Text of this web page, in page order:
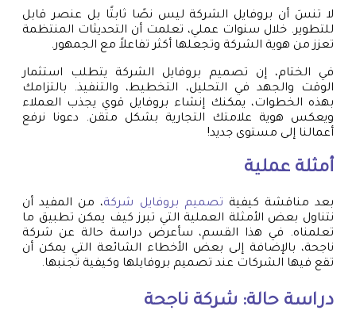
لا تنسَ أن بروفايل الشركة ليس نصًا ثابتًا بل عنصر قابل
للتطوير. خلال سنوات عملي، تعلمت أن التحديثات المنتظمة
تعزز من هوية الشركة وتجعلها أكثر تفاعلاً مع الجمهور.
في الختام، إن تصميم بروفايل الشركة يتطلب استثمار
الوقت والجهد في التحليل، التخطيط، والتنفيذ. بالتزامك
بهذه الخطوات، يمكنك إنشاء بروفايل قوي يجذب العملاء
ويعكس هوية علامتك التجارية بشكل متقن. دعونا نرفع
أعمالنا إلى مستوى جديد!
أمثلة عملية
بعد مناقشة كيفية تصميم بروفايل شركة، من المفيد أن
نتناول بعض الأمثلة العملية التي تبرز كيف يمكن تطبيق ما
تعلمناه. في هذا القسم، سأعرض دراسة حالة عن شركة
ناجحة، بالإضافة إلى بعض الأخطاء الشائعة التي يمكن أن
تقع فيها الشركات عند تصميم بروفايلها وكيفية تجنبها.
دراسة حالة: شركة ناجحة